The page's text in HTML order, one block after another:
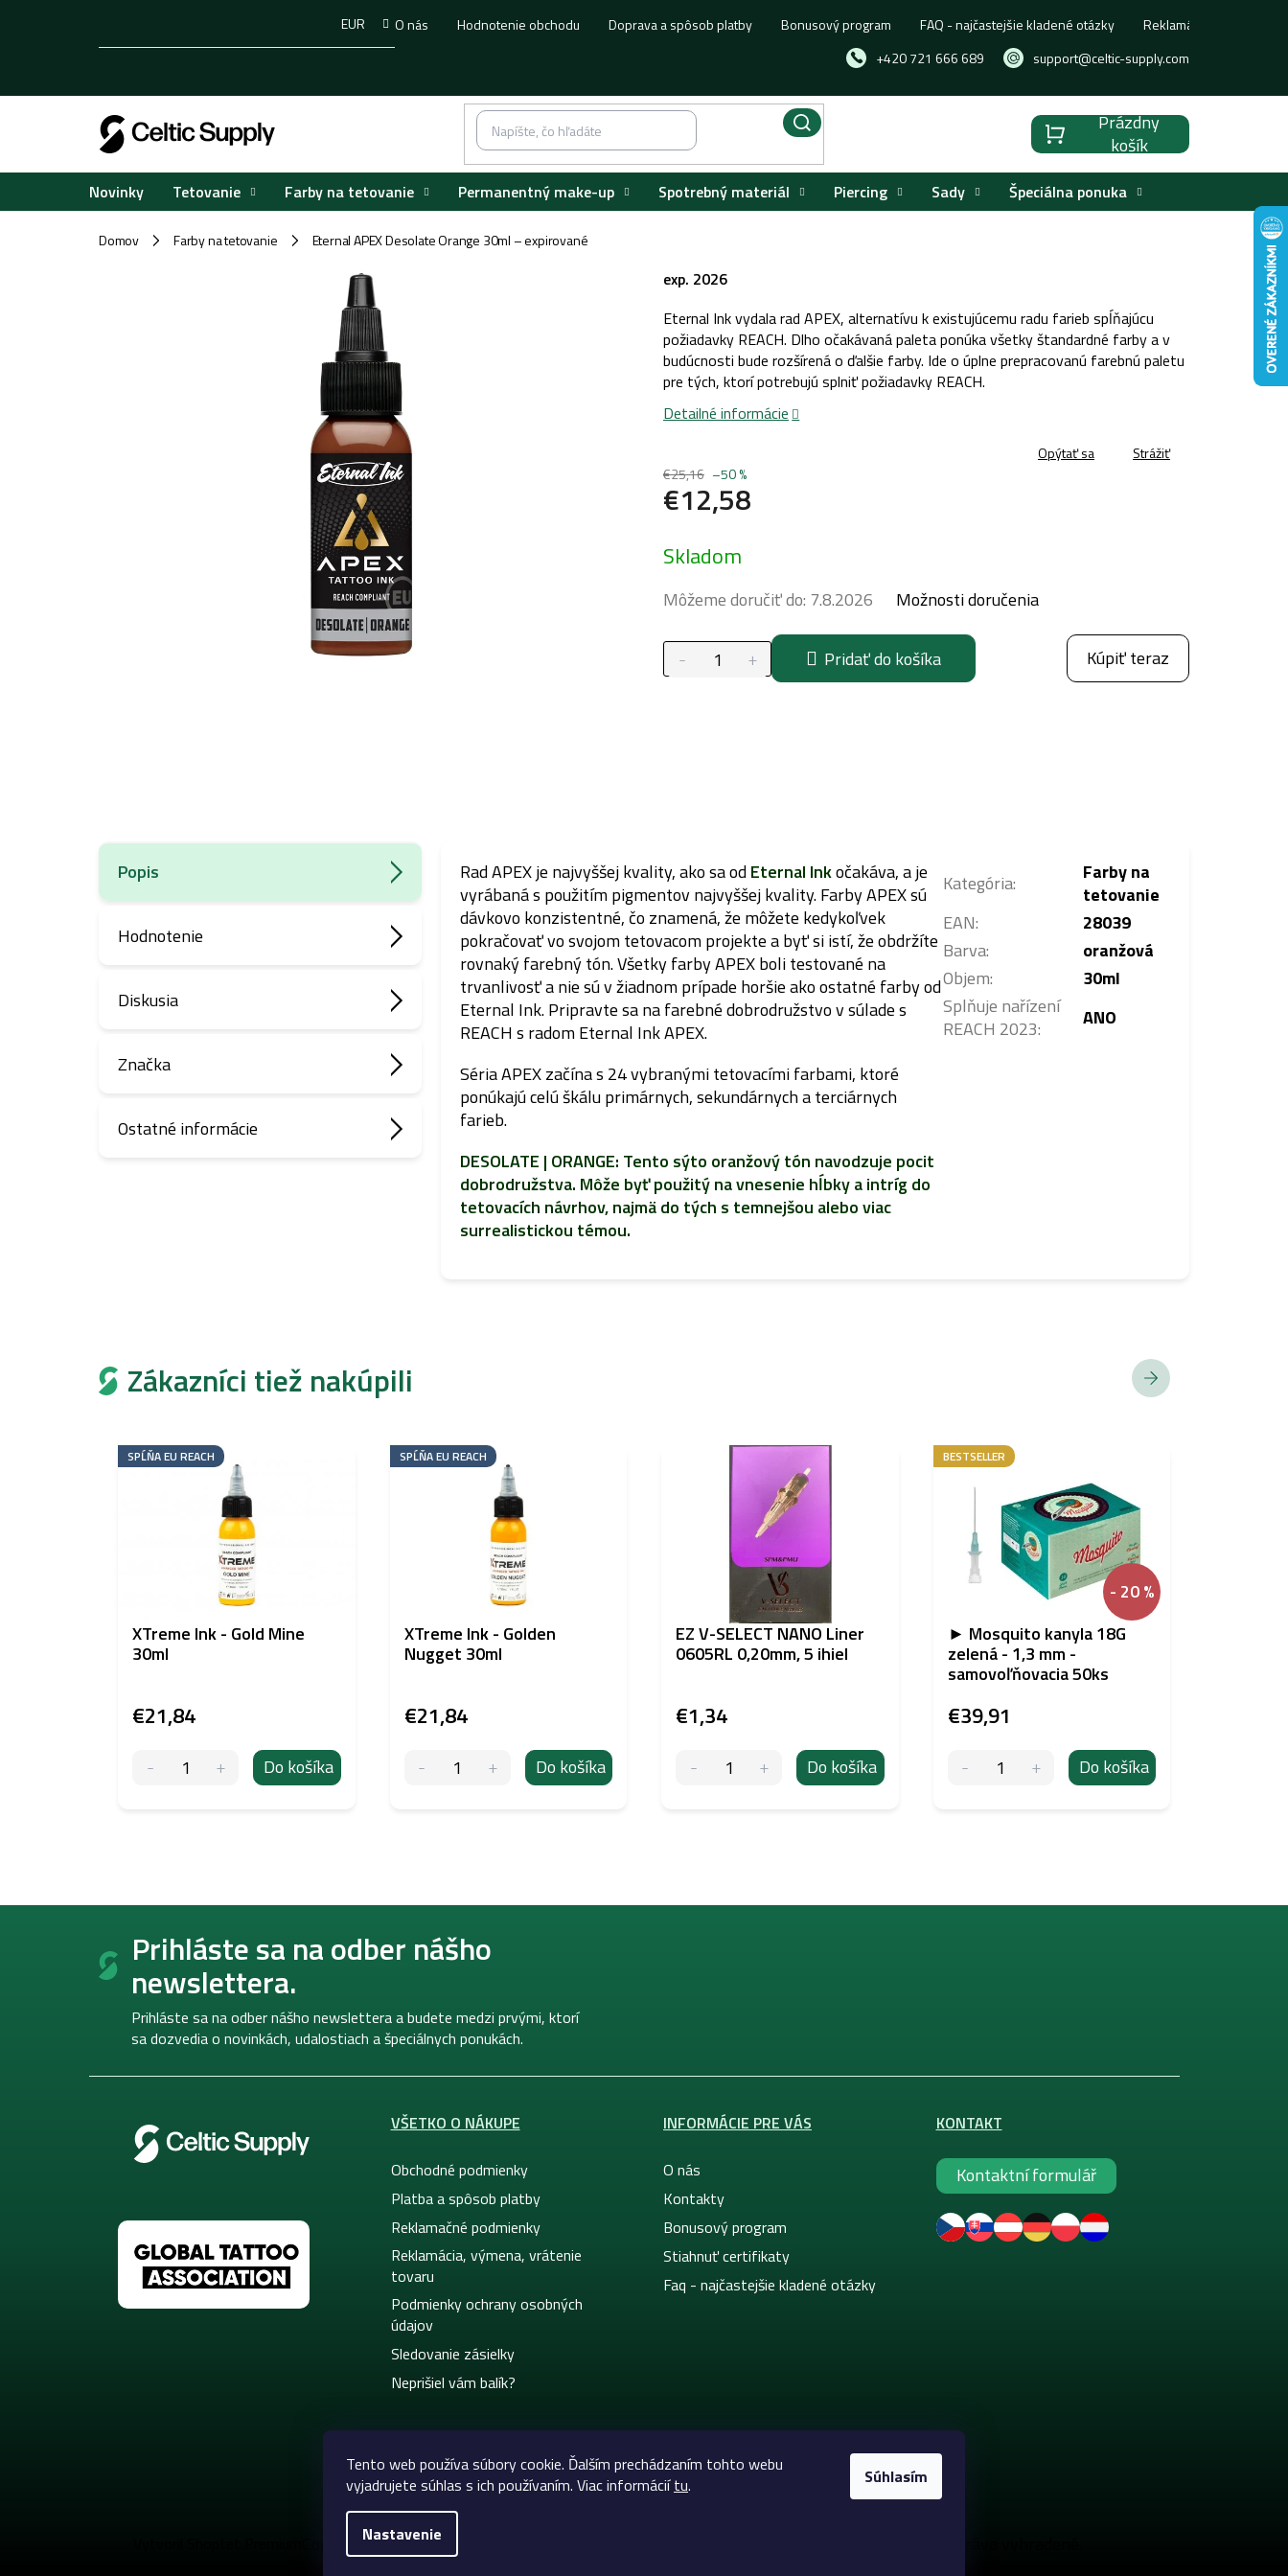
Tento web používa súbory cookie. Ďalším prechádzaním tohto webu
vyjadrujete súhlas s ich používaním. Viac informáciítu.
Nastavenie
Súhlasím
+420 721 666 689 support@celtic-supply.com
O nás Hodnotenie obchodu Doprava a spôsob platby Bonusový program FAQ - najčastejšie kladené otázky Reklamácia, výmena
EUR
Nákupný
košík
Prázdny
košík
Novinky Tetovanie Farby na tetovanie Permanentný make-up Spotrebný materiál Piercing Sady Špeciálna ponuka
Domov / Farby na tetovanie / Eternal APEX Desolate Orange 30ml – expirované
€25,16 –50 %
€12,58
cena:
Skladom
Môžeme doručiť do: 7.8.2026 Možnosti doručenia
Pridať do košíka Kúpiť teraz
exp. 2026
Eternal Ink vydala rad APEX, alternatívu k existujúcemu radu farieb spĺňajúcu
požiadavky REACH. Dlho očakávaná paleta ponúka všetky štandardné farby a v
budúcnosti bude rozšírená o ďalšie farby. Ide o úplne prepracovanú farebnú paletu
pre tých, ktorí potrebujú splniť požiadavky REACH.
Detailné informácie
Opýtať sa Strážiť
Popis
Hodnotenie
Diskusia
Značka
Ostatné informácie
Rad APEX je najvyššej kvality, ako sa odEternal Inkočakáva, a je
vyrábaná s použitím pigmentov najvyššej kvality. Farby APEX sú
dávkovo konzistentné, čo znamená, že môžete kedykoľvek
pokračovať vo svojom tetovacom projekte a byť si istí, že obdržíte
rovnaký farebný tón. Všetky farby APEX boli testované na
trvanlivosť a nie sú v žiadnom prípade horšie ako ostatné farby od
Eternal Ink. Pripravte sa na farebné dobrodružstvo v súlade s
REACH s radom Eternal Ink APEX.
Séria APEX začína s 24 vybranými tetovacími farbami, ktoré
ponúkajú celú škálu primárnych, sekundárnych a terciárnych
farieb.
DESOLATE | ORANGE: Tento sýto oranžový tón navodzuje pocit
dobrodružstva. Môže byť použitý na vnesenie hĺbky a intríg do
tetovacích návrhov, najmä do tých s temnejšou alebo viac
surrealistickou témou.
Kategória:
Farby na
tetovanie
EAN:
28039
Barva:
oranžová
Objem:
30ml
Splňuje nařízení
REACH 2023: ANO
Zákazníci tiež nakúpili
SPĹŇA EU REACH
XTreme Ink - Gold Mine
30ml
€21,84
Do košíka
SPĹŇA EU REACH
XTreme Ink - Golden
Nugget 30ml
€21,84
Do košíka
EZ V-SELECT NANO Liner
0605RL 0,20mm, 5 ihiel
€1,34
Do košíka
- 20 %
BESTSELLER
► Mosquito kanyla 18G
zelená - 1,3 mm -
samovoľňovacia 50ks
€39,91
Do košíka
Z
Prihláste sa na odber nášho
newslettera.
Prihláste sa na odber nášho newslettera a budete medzi prvými, ktorí
sa dozvedia o novinkách, udalostiach a špeciálnych ponukách.
VŠETKO O NÁKUPE
Obchodné podmienky
Platba a spôsob platby
Reklamačné podmienky
Reklamácia, výmena, vrátenie
tovaru
Podmienky ochrany osobných
údajov
Sledovanie zásielky
Neprišiel vám balík?
INFORMÁCIE PRE VÁS
O nás
Kontakty
Bonusový program
Stiahnuť certifikaty
Faq - najčastejšie kladené otázky
KONTAKT
Kontaktní formulář
Copyright 2026Celtic-Supply.sk | Všetko pre tetovanie a permanentný makeup